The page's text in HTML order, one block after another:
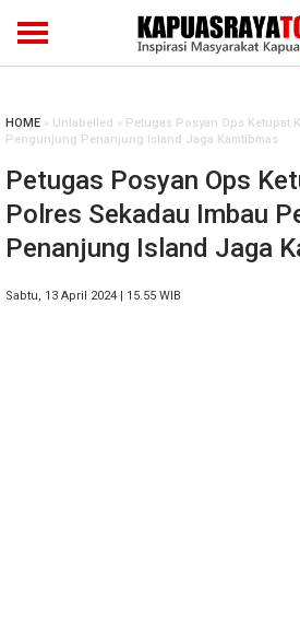
HOME » Unlabelled » Petugas Posyan Ops Ketupat
Pengunjung Penanjung Island Jaga Kamtibmas
Petugas Posyan Ops
Polres Sekadau Imbau
Penanjung Island Jaga
Sabtu, 13 April 2024 | 15.55 WIB